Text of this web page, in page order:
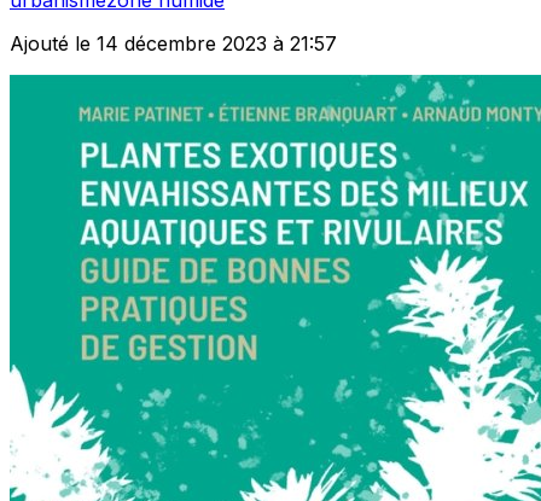
Ajouté le 14 décembre 2023 à 21:57